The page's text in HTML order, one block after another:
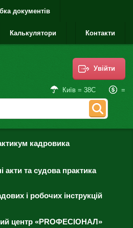
документів
Калькулятори Контакти
Увійти
Київ = 38С =
кадровика
акти та судова практика
і робочих інструкцій
центр «PROФЕСІОНАЛ»